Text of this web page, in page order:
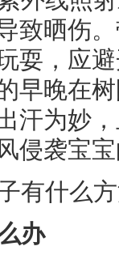
致晒伤
耍，应
早晚在
汗为妙
侵袭宝
有什么
办